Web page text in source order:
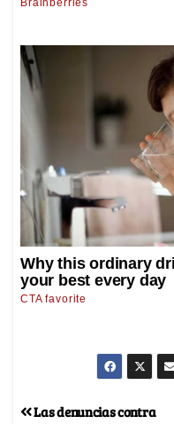
Las denuncias contra